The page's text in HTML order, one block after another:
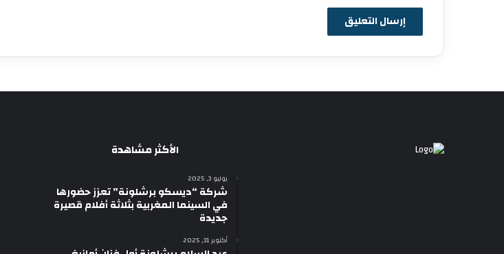
الأكثر مشاهدة
يوليو 3, 2025
شركة “ديسكو برشلونة” تعزز حضورها
في السينما المغربية بثلاثة أفلام قصيرة
جديدة
أكتوبر 31, 2025